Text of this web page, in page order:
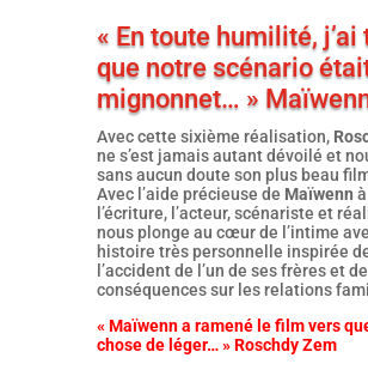
« En toute humilité, j’ai
que notre scénario
mignonnet… »
Avec cette sixième réalisation,
ne s’est jamais autant dévoilé et
sans aucun doute son plus beau
Avec l’aide précieuse de Maïwenn à
l’écriture, l’acteur, scénariste et
nous plonge au cœur de l’intime
histoire très personnelle inspirée
l’accident de l’un de ses frères et
conséquences sur les relations
« Maïwenn a ramené le film vers
chose de léger… » Roschdy Zem